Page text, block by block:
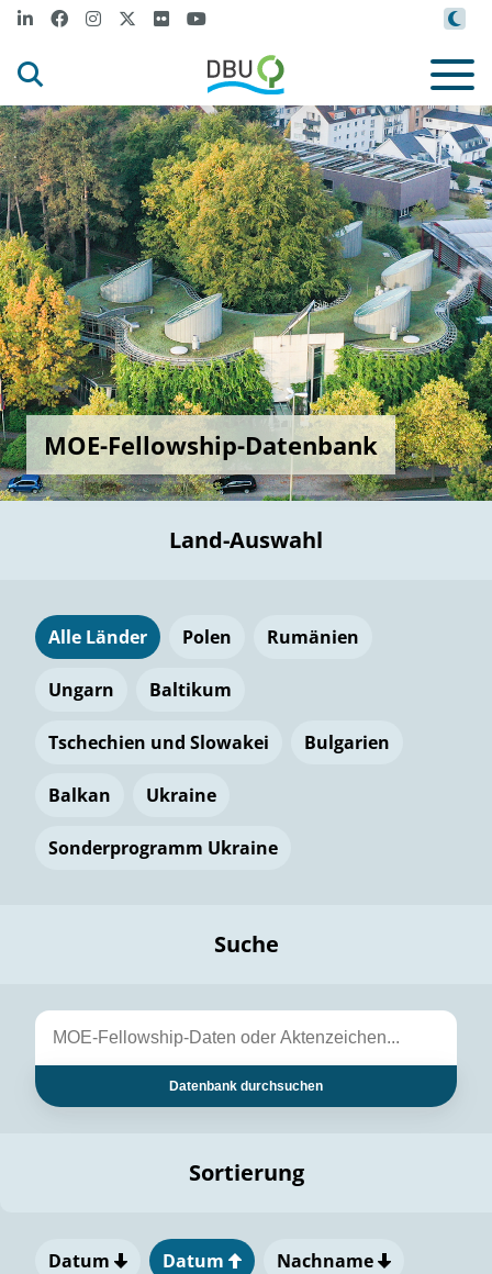
MOE-Fellowship-Datenbank
Land-Auswahl
Alle Länder Polen Rumänien
Ungarn Baltikum
Tschechien und Slowakei Bulgarien
Balkan Ukraine
Sonderprogramm Ukraine
Suche
Datenbank durchsuchen
Sortierung
Datum Datum Nachname